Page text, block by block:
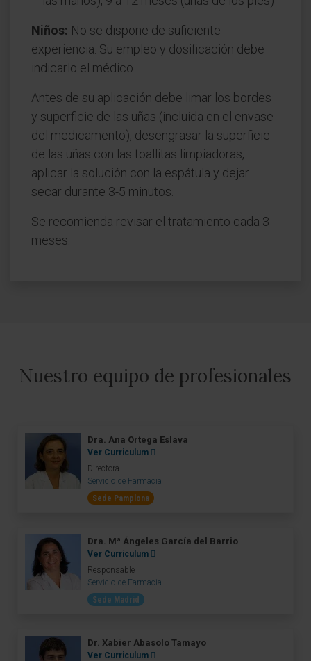
Niños: No se dispone de suficiente
experiencia. Su empleo y dosificación debe
indicarlo el médico.
Antes de su aplicación debe limar los bordes
y superficie de las uñas (incluida en el envase
del medicamento), desengrasar la superficie
de las uñas con las toallitas limpiadoras,
aplicar la solución con la espátula y dejar
secar durante 3-5 minutos.
Se recomienda revisar el tratamiento cada 3
meses.
Nuestro equipo de profesionales
Dra. Ana Ortega Eslava
Ver Curriculum
Directora
Servicio de Farmacia
Sede Pamplona
Dra. Mª Ángeles García del Barrio
Ver Curriculum
Responsable
Servicio de Farmacia
Sede Madrid
Dr. Xabier Abasolo Tamayo
Ver Curriculum